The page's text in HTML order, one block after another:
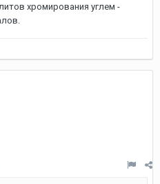
хромирования углем -